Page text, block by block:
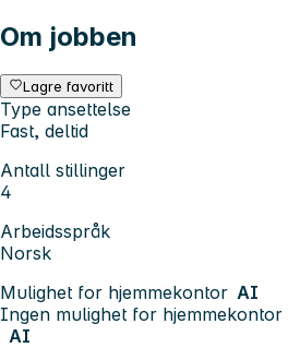
Om jobben
Lagre favoritt
Type ansettelse
Fast, deltid
Antall stillinger
4
Arbeidsspråk
Norsk
Mulighet for hjemmekontor AI
Ingen mulighet for hjemmekontor
AI